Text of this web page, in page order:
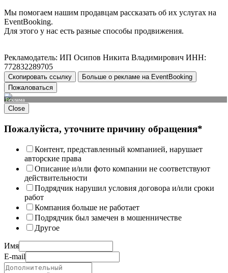
Мы помогаем нашим продавцам рассказать об их услугах на
EventBooking.
Для этого у нас есть разные способы продвижения.
Рекламодатель: ИП Осипов Никита Владимирович ИНН:
772832289705
Скопировать ссылку
Больше о рекламе на EventBooking
Пожаловаться
Реклама
Close
Пожалуйста, уточните причину обращения*
Контент, представленный компанией, нарушает
авторские права
Описание и/или фото компании не соответствуют
действительности
Подрядчик нарушил условия договора и/или сроки
работ
Компания больше не работает
Подрядчик был замечен в мошенничестве
Другое
Имя
E-mail